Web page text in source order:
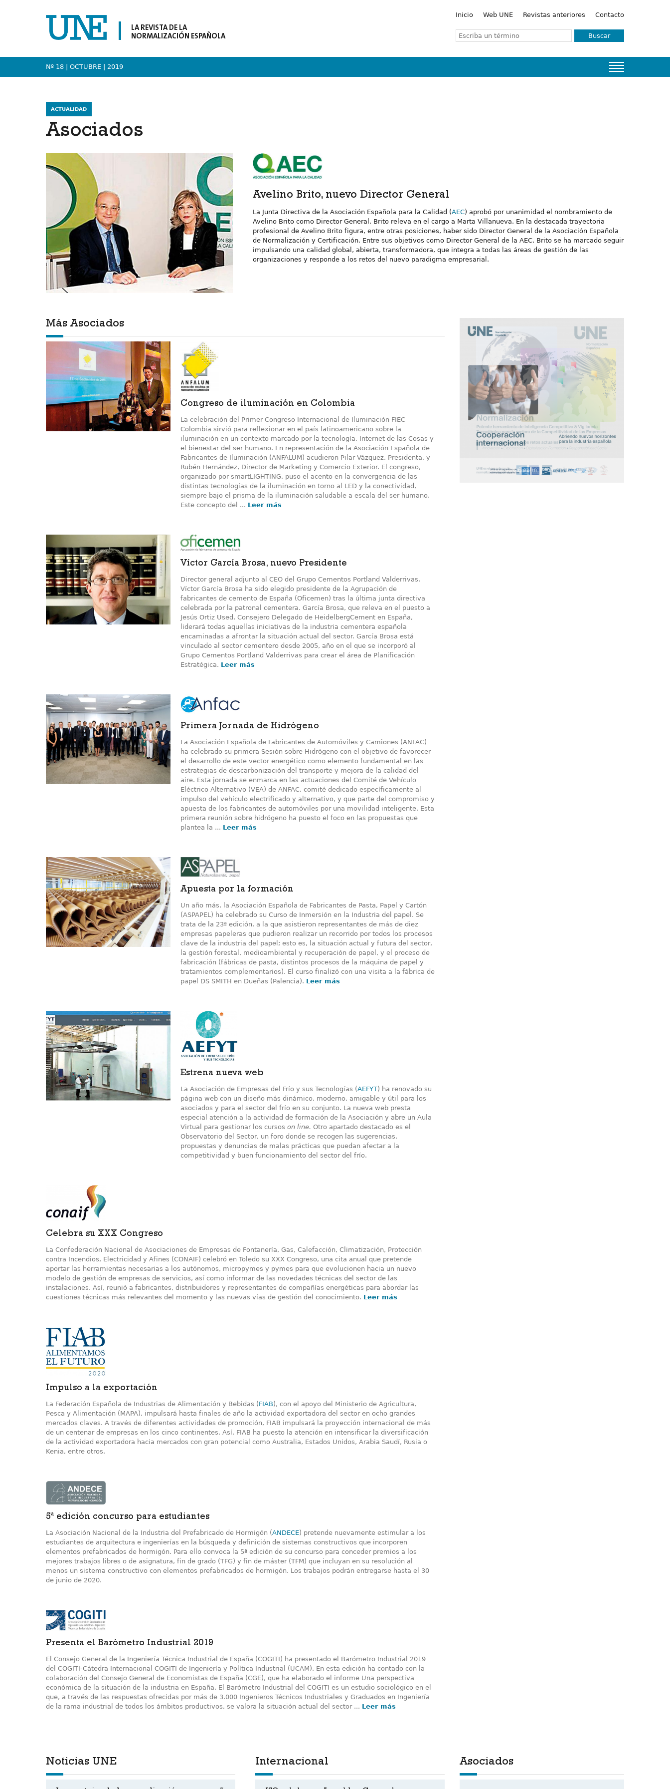
LA REVISTA DE LA
NORMALIZACIÓN ESPAÑOLA
Inicio Web UNE Revistas anteriores Contacto
Buscar
Nº 18 | OCTUBRE | 2019
ACTUALIDAD
Asociados
Avelino Brito, nuevo Director General
La Junta Directiva de la Asociación Española para la Calidad (AEC) aprobó por unanimidad el nombramiento de
Avelino Brito como Director General. Brito releva en el cargo a Marta Villanueva. En la destacada trayectoria
profesional de Avelino Brito figura, entre otras posiciones, haber sido Director General de la Asociación Española
de Normalización y Certificación. Entre sus objetivos como Director General de la AEC, Brito se ha marcado seguir
impulsando una calidad global, abierta, transformadora, que integra a todas las áreas de gestión de las
organizaciones y responde a los retos del nuevo paradigma empresarial.
Más Asociados
Congreso de iluminación en Colombia
La celebración del Primer Congreso Internacional de Iluminación FIEC
Colombia sirvió para reflexionar en el país latinoamericano sobre la
iluminación en un contexto marcado por la tecnología, Internet de las Cosas y
el bienestar del ser humano. En representación de la Asociación Española de
Fabricantes de Iluminación (ANFALUM) acudieron Pilar Vázquez, Presidenta, y
Rubén Hernández, Director de Marketing y Comercio Exterior. El congreso,
organizado por smartLIGHTING, puso el acento en la convergencia de las
distintas tecnologías de la iluminación en torno al LED y la conectividad,
siempre bajo el prisma de la iluminación saludable a escala del ser humano.
Este concepto del ... Leer más
Víctor García Brosa, nuevo Presidente
Director general adjunto al CEO del Grupo Cementos Portland Valderrivas,
Víctor García Brosa ha sido elegido presidente de la Agrupación de
fabricantes de cemento de España (Oficemen) tras la última junta directiva
celebrada por la patronal cementera. García Brosa, que releva en el puesto a
Jesús Ortiz Used, Consejero Delegado de HeidelbergCement en España,
liderará todas aquellas iniciativas de la industria cementera española
encaminadas a afrontar la situación actual del sector. García Brosa está
vinculado al sector cementero desde 2005, año en el que se incorporó al
Grupo Cementos Portland Valderrivas para crear el área de Planificación
Estratégica. Leer más
Primera Jornada de Hidrógeno
La Asociación Española de Fabricantes de Automóviles y Camiones (ANFAC)
ha celebrado su primera Sesión sobre Hidrógeno con el objetivo de favorecer
el desarrollo de este vector energético como elemento fundamental en las
estrategias de descarbonización del transporte y mejora de la calidad del
aire. Esta jornada se enmarca en las actuaciones del Comité de Vehículo
Eléctrico Alternativo (VEA) de ANFAC, comité dedicado específicamente al
impulso del vehículo electrificado y alternativo, y que parte del compromiso y
apuesta de los fabricantes de automóviles por una movilidad inteligente. Esta
primera reunión sobre hidrógeno ha puesto el foco en las propuestas que
plantea la ... Leer más
Apuesta por la formación
Un año más, la Asociación Española de Fabricantes de Pasta, Papel y Cartón
(ASPAPEL) ha celebrado su Curso de Inmersión en la Industria del papel. Se
trata de la 23ª edición, a la que asistieron representantes de más de diez
empresas papeleras que pudieron realizar un recorrido por todos los procesos
clave de la industria del papel; esto es, la situación actual y futura del sector,
la gestión forestal, medioambiental y recuperación de papel, y el proceso de
fabricación (fábricas de pasta, distintos procesos de la máquina de papel y
tratamientos complementarios). El curso finalizó con una visita a la fábrica de
papel DS SMITH en Dueñas (Palencia). Leer más
Estrena nueva web
La Asociación de Empresas del Frío y sus Tecnologías (AEFYT) ha renovado su
página web con un diseño más dinámico, moderno, amigable y útil para los
asociados y para el sector del frío en su conjunto. La nueva web presta
especial atención a la actividad de formación de la Asociación y abre un Aula
Virtual para gestionar los cursos on line. Otro apartado destacado es el
Observatorio del Sector, un foro donde se recogen las sugerencias,
propuestas y denuncias de malas prácticas que puedan afectar a la
competitividad y buen funcionamiento del sector del frío.
Celebra su XXX Congreso
La Confederación Nacional de Asociaciones de Empresas de Fontanería, Gas, Calefacción, Climatización, Protección
contra Incendios, Electricidad y Afines (CONAIF) celebró en Toledo su XXX Congreso, una cita anual que pretende
aportar las herramientas necesarias a los autónomos, micropymes y pymes para que evolucionen hacia un nuevo
modelo de gestión de empresas de servicios, así como informar de las novedades técnicas del sector de las
instalaciones. Así, reunió a fabricantes, distribuidores y representantes de compañías energéticas para abordar las
cuestiones técnicas más relevantes del momento y las nuevas vías de gestión del conocimiento. Leer más
Impulso a la exportación
La Federación Española de Industrias de Alimentación y Bebidas (FIAB), con el apoyo del Ministerio de Agricultura,
Pesca y Alimentación (MAPA), impulsará hasta finales de año la actividad exportadora del sector en ocho grandes
mercados claves. A través de diferentes actividades de promoción, FIAB impulsará la proyección internacional de más
de un centenar de empresas en los cinco continentes. Así, FIAB ha puesto la atención en intensificar la diversificación
de la actividad exportadora hacia mercados con gran potencial como Australia, Estados Unidos, Arabia Saudí, Rusia o
Kenia, entre otros.
5ª edición concurso para estudiantes
La Asociación Nacional de la Industria del Prefabricado de Hormigón (ANDECE) pretende nuevamente estimular a los
estudiantes de arquitectura e ingenierías en la búsqueda y definición de sistemas constructivos que incorporen
elementos prefabricados de hormigón. Para ello convoca la 5ª edición de su concurso para conceder premios a los
mejores trabajos libres o de asignatura, fin de grado (TFG) y fin de máster (TFM) que incluyan en su resolución al
menos un sistema constructivo con elementos prefabricados de hormigón. Los trabajos podrán entregarse hasta el 30
de junio de 2020.
Presenta el Barómetro Industrial 2019
El Consejo General de la Ingeniería Técnica Industrial de España (COGITI) ha presentado el Barómetro Industrial 2019
del COGITI-Cátedra Internacional COGITI de Ingeniería y Política Industrial (UCAM). En esta edición ha contado con la
colaboración del Consejo General de Economistas de España (CGE), que ha elaborado el informe Una perspectiva
económica de la situación de la industria en España. El Barómetro Industrial del COGITI es un estudio sociológico en el
que, a través de las respuestas ofrecidas por más de 3.000 Ingenieros Técnicos Industriales y Graduados en Ingeniería
de la rama industrial de todos los ámbitos productivos, se valora la situación actual del sector ... Leer más
Asociados
Noticias UNE Internacional